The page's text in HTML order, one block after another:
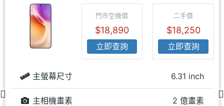
門市空機價
$18,890
立即查詢
二手價
$18,250
立即查詢
主螢幕尺寸 6.31 inch
主相機畫素 2 億畫素